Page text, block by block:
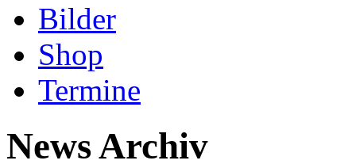
Bilder
Shop
Termine
News Archiv